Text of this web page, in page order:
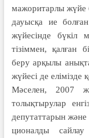
мажоритарлы жүйе
дауысқа ие
жүйесінде бүкіл
тізіммен, қалған
беру ар­қылы
жүйесі де елімізде
Мәселен, 2007
толықтырулар
депутаттарын
ционалды